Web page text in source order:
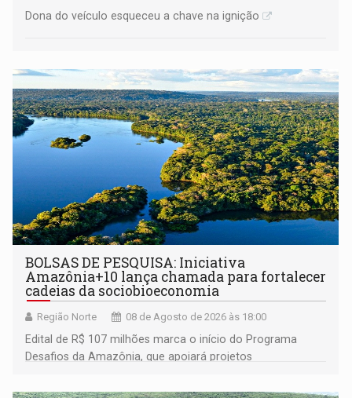
Dona do veículo esqueceu a chave na ignição
BOLSAS DE PESQUISA: Iniciativa
Amazônia+10 lança chamada para fortalecer
cadeias da sociobioeconomia
Região Norte 08 de Agosto de 2026 às 18:00
Edital de R$ 107 milhões marca o início do Programa
Desafios da Amazônia, que apoiará projetos
submissão de pré-propostas poderá ser feita até 1º de